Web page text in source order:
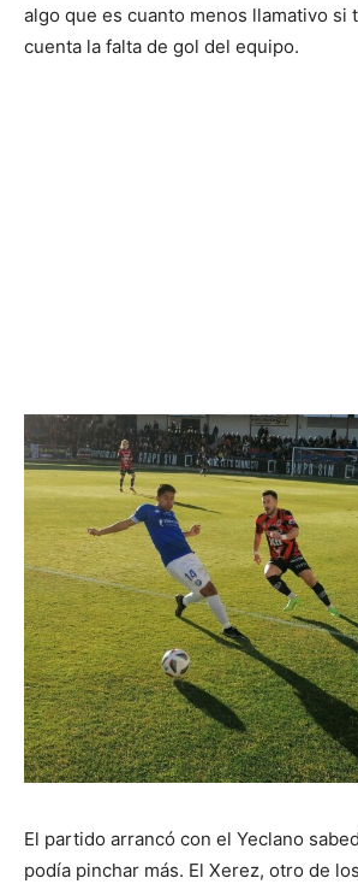
algo que es cuanto menos llamativo si
cuenta la falta de gol del equipo.
El partido arrancó con el Yeclano
podía pinchar más. El Xerez, otro de